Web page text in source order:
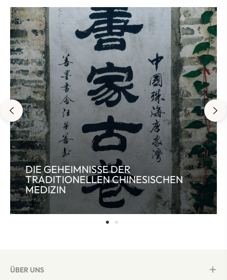
DIE GEHEIMNISSE DER
TRADITIONELLEN CHINESISCHEN
MEDIZIN
ÜBER UNS